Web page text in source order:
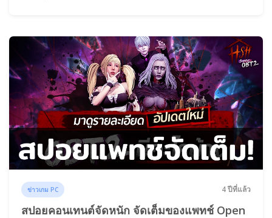
ข่าวเกม PC 4 ปีที่แล้ว
สปอยคอนเทนต์จัดหนัก จัดเต็มของแพทช์ Open